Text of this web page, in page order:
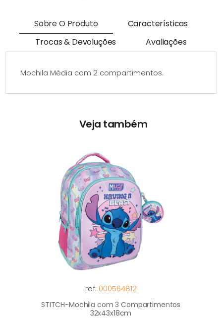
Sobre O Produto
Características
Trocas & Devoluções
Avaliações
Mochila Média com 2 compartimentos.
Veja também
ref: 000564812
STITCH-Mochila com 3 Compartimentos
32x43x18cm